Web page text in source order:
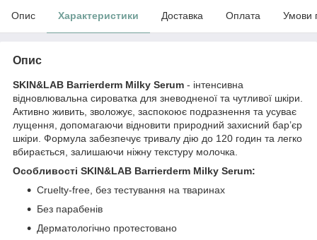
Опис Характеристики Доставка Оплата Умови
Опис
SKIN&LAB Barrierderm Milky Serum - інтенсивна
відновлювальна сироватка для зневодненої та чутливої шкіри.
Активно живить, зволожує, заспокоює подразнення та усуває
лущення, допомагаючи відновити природний захисний бар’єр
шкіри. Формула забезпечує тривалу дію до 120 годин та легко
вбирається, залишаючи ніжну текстуру молочка.
Особливості SKIN&LAB Barrierderm Milky Serum:
Cruelty-free, без тестування на тваринах
Без парабенів
Дерматологічно протестовано